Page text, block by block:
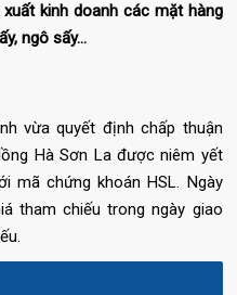
kinh doanh các mặt hàng
ngô sấy...
vừa quyết định chấp thuận
Hà Sơn La được niêm yết
mã chứng khoán HSL. Ngày
tham chiếu trong ngày giao